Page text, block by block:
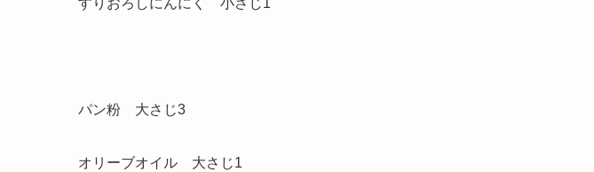
すりおろしにんにく 小さじ1
パン粉 大さじ3
オリーブオイル 大さじ1